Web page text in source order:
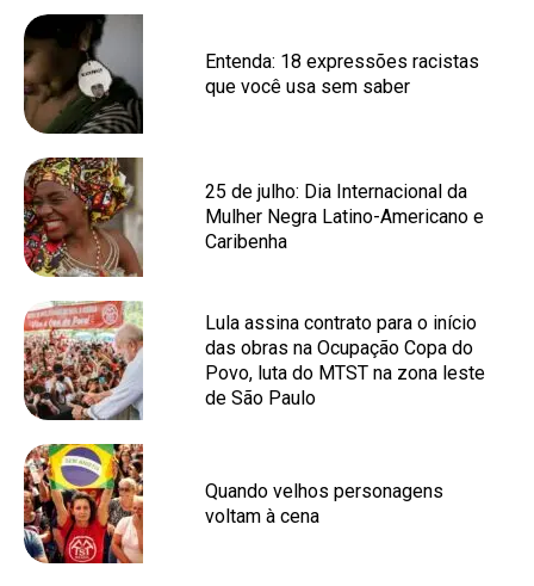
Entenda: 18 expressões racistas
que você usa sem saber
25 de julho: Dia Internacional da
Mulher Negra Latino-Americano e
Caribenha
Lula assina contrato para o início
das obras na Ocupação Copa do
Povo, luta do MTST na zona leste
de São Paulo
Quando velhos personagens
voltam à cena